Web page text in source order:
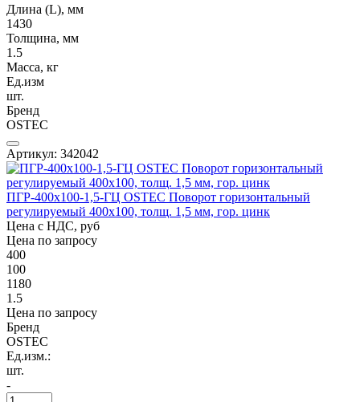
Длина (L), мм
1430
Толщина, мм
1.5
Масса, кг
Ед.изм
шт.
Бренд
OSTEC
Артикул: 342042
ПГР-400х100-1,5-ГЦ OSTEC Поворот горизонтальный
регулируемый 400х100, толщ. 1,5 мм, гор. цинк
Цена с НДС, руб
Цена по запросу
400
100
1180
1.5
Цена по запросу
Бренд
OSTEC
Ед.изм.:
шт.
-